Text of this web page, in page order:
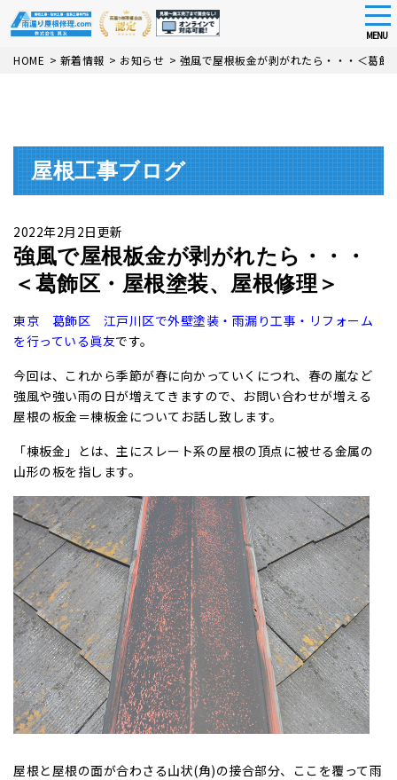
Skip
MENU
HOME > 新着情報 > お知らせ > 強風で屋根板金が剥がれたら・・・＜葛飾
屋根工事ブログ
2022年2月2日更新
強風で屋根板金が剥がれたら・・・
＜葛飾区・屋根塗装、屋根修理＞
東京 葛飾区 江戸川区で外壁塗装・雨漏り工事・リフォーム
を行っている眞友です。
今回は、これから季節が春に向かっていくにつれ、春の嵐など
強風や強い雨の日が増えてきますので、お問い合わせが増える
屋根の板金＝棟板金についてお話し致します。
「棟板金」とは、 主にスレート系の屋根の頂点に被せる金属の
山形の板を指します。
屋根と屋根の面が合わさる山状(角)の接合部分、ここを覆って雨